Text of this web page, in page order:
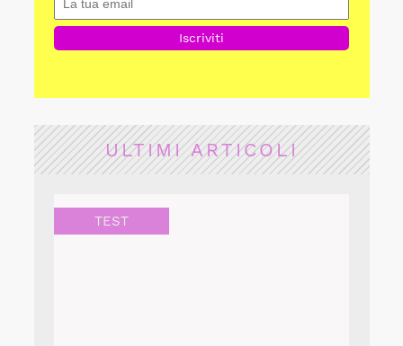
ULTIMI ARTICOLI
TEST